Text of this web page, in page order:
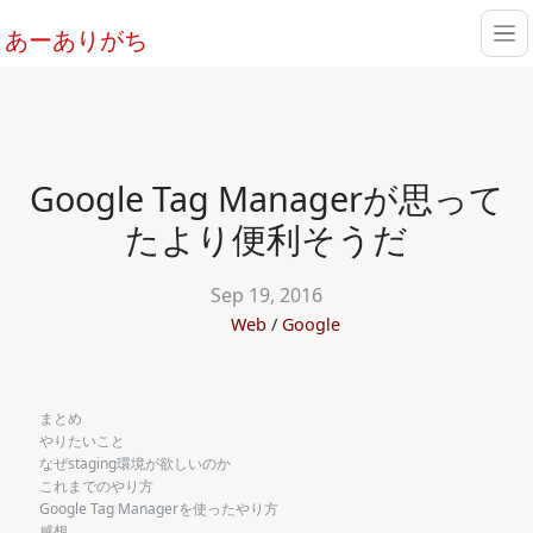
あーありがち
Google Tag Managerが思って
たより便利そうだ
Sep 19, 2016
Web Google
まとめ
やりたいこと
なぜstaging環境が欲しいのか
これまでのやり方
Google Tag Managerを使ったやり方